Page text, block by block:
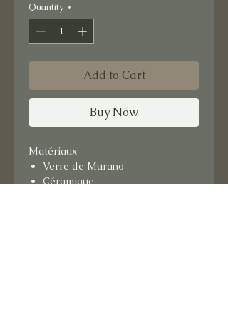
Quantity *
Add to Cart
Buy Now
Matériaux
Verre de Murano
Céramique